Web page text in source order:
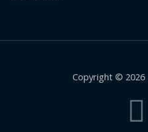
Copyright © 2026